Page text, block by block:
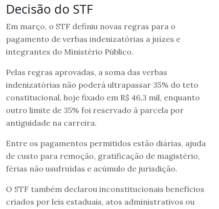
Decisão do STF
Em março, o STF definiu novas regras para o
pagamento de verbas indenizatórias a juízes e
integrantes do Ministério Público.
Pelas regras aprovadas, a soma das verbas
indenizatórias não poderá ultrapassar 35% do teto
constitucional, hoje fixado em R$ 46,3 mil, enquanto
outro limite de 35% foi reservado à parcela por
antiguidade na carreira.
Entre os pagamentos permitidos estão diárias, ajuda
de custo para remoção, gratificação de magistério,
férias não usufruídas e acúmulo de jurisdição.
O STF também declarou inconstitucionais benefícios
criados por leis estaduais, atos administrativos ou